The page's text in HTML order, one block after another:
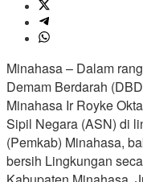
Minahasa – Dalam
Demam Berdarah
Minahasa Ir Royke
Sipil Negara (ASN) di
(Pemkab) Minahasa,
bersih Lingkungan